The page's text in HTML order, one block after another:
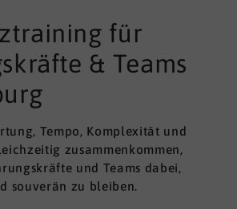
für
& Teams
Tempo, Komplexität und
zusammenkommen,
und Teams dabei,
souverän zu bleiben.